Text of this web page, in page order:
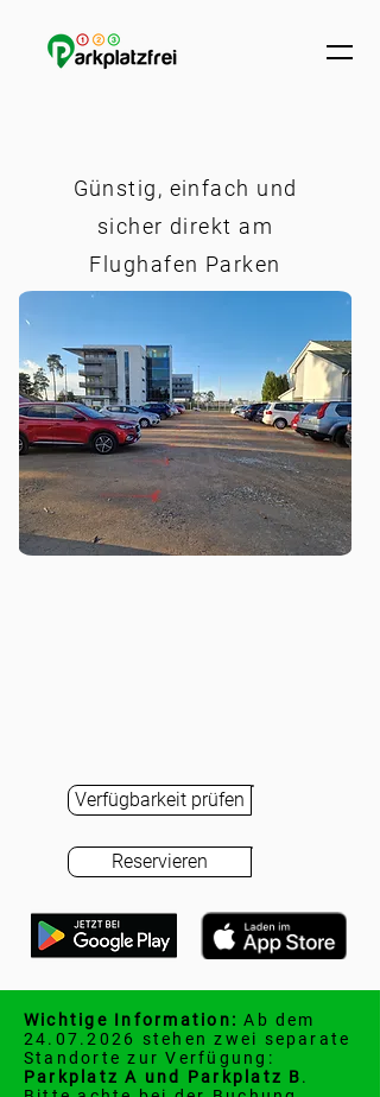
Günstig, einfach und
sicher direkt am
Flughafen Parken
Verfügbarkeit prüfen
Reservieren
Wichtige Information:Ab dem
24.07.2026 stehen zwei separate
Standorte zur Verfügung:
Parkplatz A und Parkplatz B.